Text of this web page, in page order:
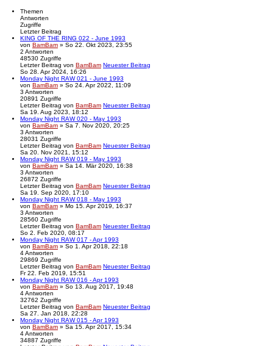
Themen
Antworten
Zugriffe
Letzter Beitrag
KING OF THE RING 022 - June 1993
von BamBam » So 22. Okt 2023, 23:55
2 Antworten
48530 Zugriffe
Letzter Beitrag von BamBam Neuester Beitrag
So 28. Apr 2024, 16:26
Monday Night RAW 021 - June 1993
von BamBam » So 24. Apr 2022, 11:09
3 Antworten
20891 Zugriffe
Letzter Beitrag von BamBam Neuester Beitrag
Sa 19. Aug 2023, 18:12
Monday Night RAW 020 - May 1993
von BamBam » Sa 7. Nov 2020, 20:25
3 Antworten
28031 Zugriffe
Letzter Beitrag von BamBam Neuester Beitrag
Sa 20. Nov 2021, 15:12
Monday Night RAW 019 - May 1993
von BamBam » Sa 14. Mär 2020, 16:38
3 Antworten
26872 Zugriffe
Letzter Beitrag von BamBam Neuester Beitrag
Sa 19. Sep 2020, 17:10
Monday Night RAW 018 - May 1993
von BamBam » Mo 15. Apr 2019, 16:37
3 Antworten
28560 Zugriffe
Letzter Beitrag von BamBam Neuester Beitrag
So 2. Feb 2020, 08:17
Monday Night RAW 017 - Apr 1993
von BamBam » So 1. Apr 2018, 22:18
4Antworten
29869 Zugriffe
Letzter Beitrag von BamBam Neuester Beitrag
Fr 22. Feb 2019, 15:51
Monday Night RAW 016 - Apr 1993
von BamBam » So 13. Aug 2017, 19:48
4Antworten
32762 Zugriffe
Letzter Beitrag von BamBam Neuester Beitrag
Sa 27. Jan 2018, 22:28
Monday Night RAW 015 - Apr 1993
von BamBam » Sa 15. Apr 2017, 15:34
4Antworten
34887 Zugriffe